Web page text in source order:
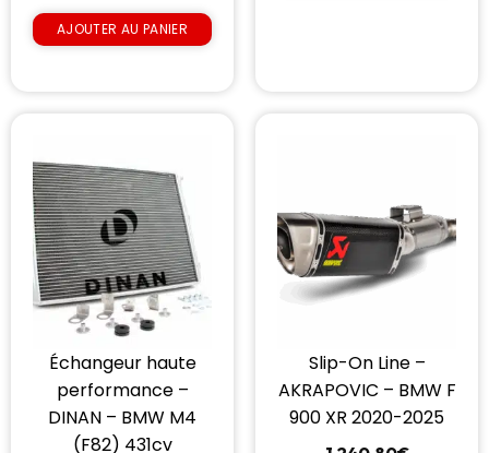
AJOUTER AU PANIER
Échangeur haute
performance –
DINAN – BMW M4
(F82) 431cv
Slip-On Line –
AKRAPOVIC – BMW F
900 XR 2020-2025